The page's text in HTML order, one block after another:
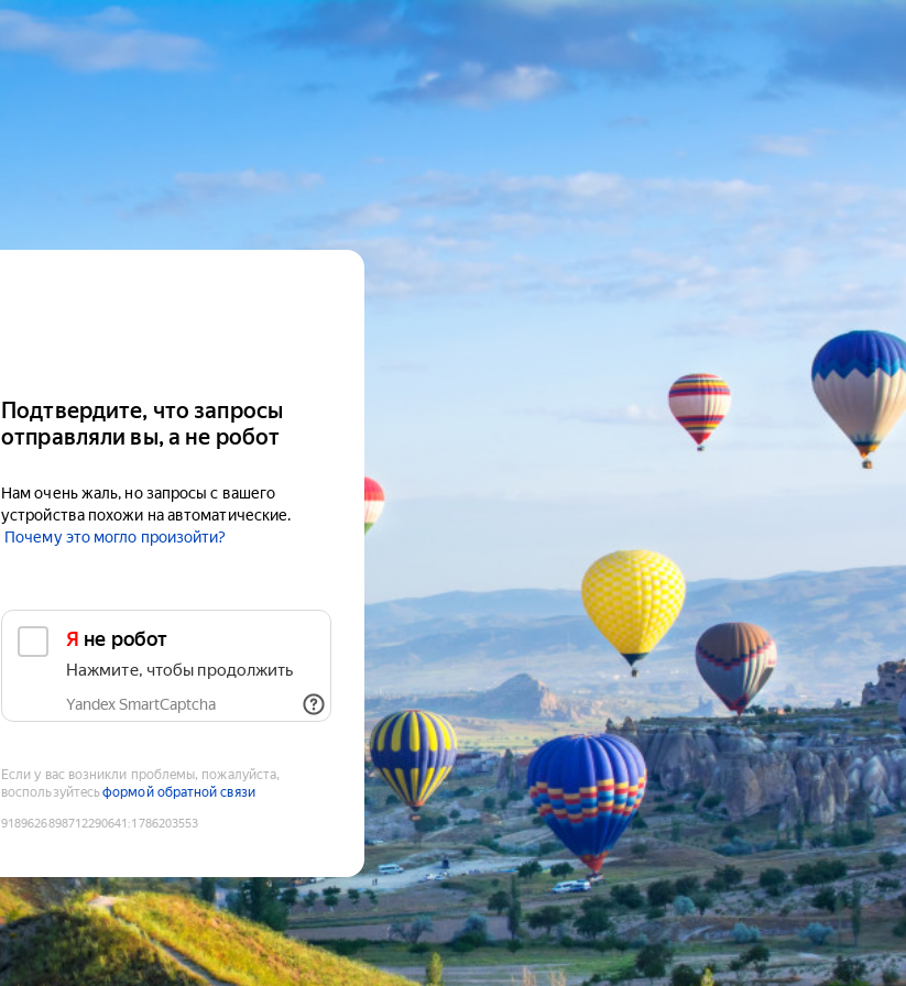
Подтвердите, что запросы
отправляли вы, а не робот
Нам очень жаль, но запросы с вашего
устройства похожи на автоматические.
Почему это могло произойти?
Я не робот
Нажмите, чтобы продолжить
Yandex SmartCaptcha
Если у вас возникли проблемы, пожалуйста,
воспользуйтесьформой обратной связи
9189626898712290641 :1786203553